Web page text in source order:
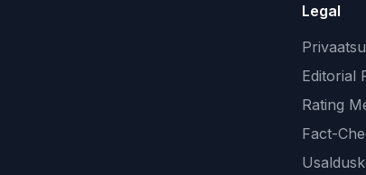
Legal
Editorial
Rating
Fact-